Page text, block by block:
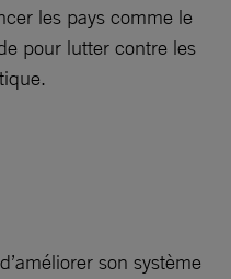
les pays comme le
pour lutter contre les
son système